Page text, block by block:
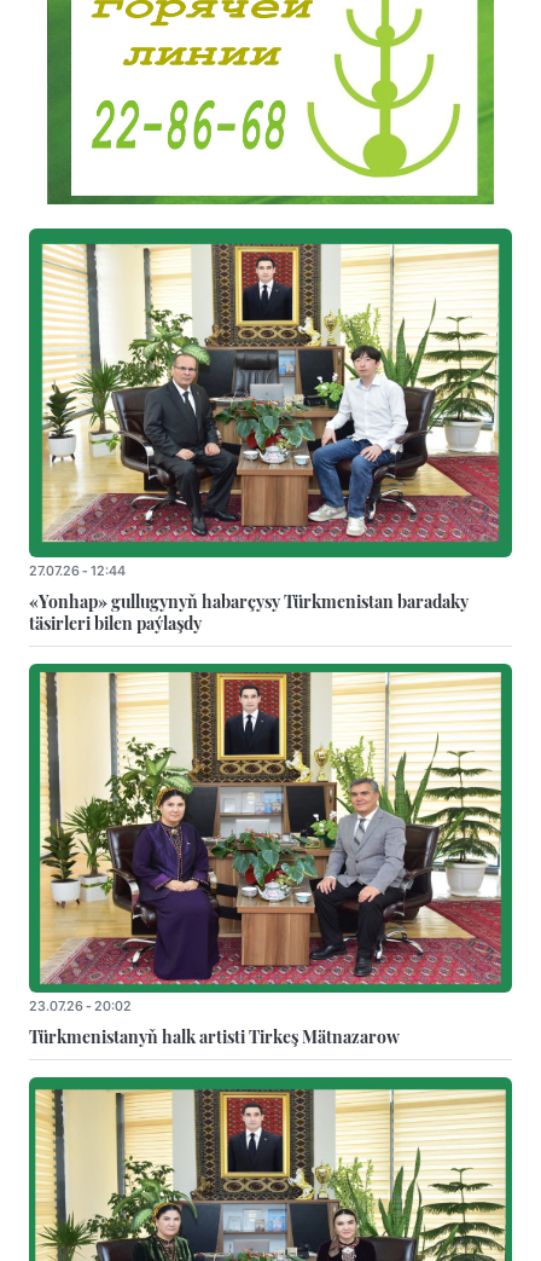
27.07.26 - 12:44
«Yonhap» gullugynyň habarçysy Türkmenistan baradaky
täsirleri bilen paýlaşdy
23.07.26 - 20:02
Türkmenistanyň halk artisti Tirkeş Mätnazarow